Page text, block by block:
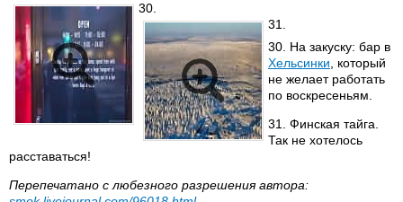
30.
31.
30. На закуску: бар в
Хельсинки , который
не желает работать
по воскресеньям.
31. Финская тайга.
Так не хотелось
расставаться!
Перепечатано с любезного разрешения автора: